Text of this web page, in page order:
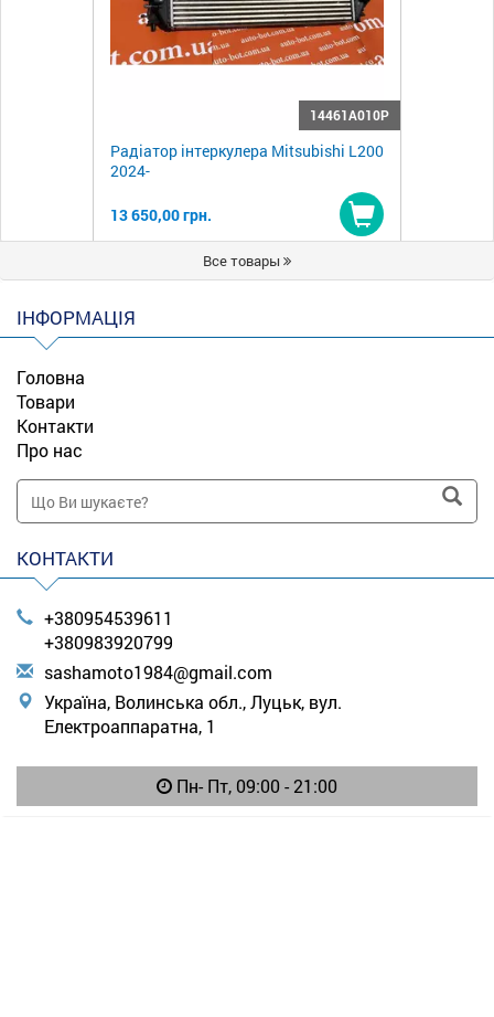
14461A010P
Радіатор інтеркулера Mitsubishi L200
2024-
13 650,00 грн.
Купити
Все товары
ІНФОРМАЦІЯ
Головна
Товари
Контакти
Про нас
КОНТАКТИ
+380954539611
+380983920799
sashamoto1984@gmail.com
Україна, Волинська обл., Луцьк, вул.
Електроаппаратна, 1
Пн- Пт, 09:00 - 21:00